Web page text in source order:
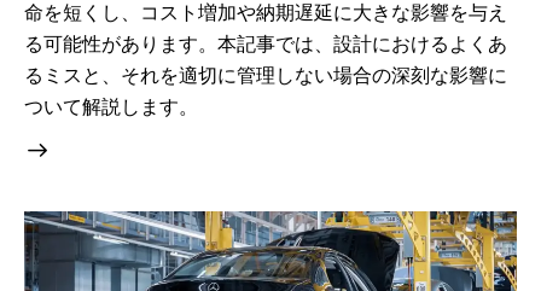
命を短くし、コスト増加や納期遅延に大きな影響を与え
る可能性があります。本記事では、設計におけるよくあ
るミスと、それを適切に管理しない場合の深刻な影響に
ついて解説します。